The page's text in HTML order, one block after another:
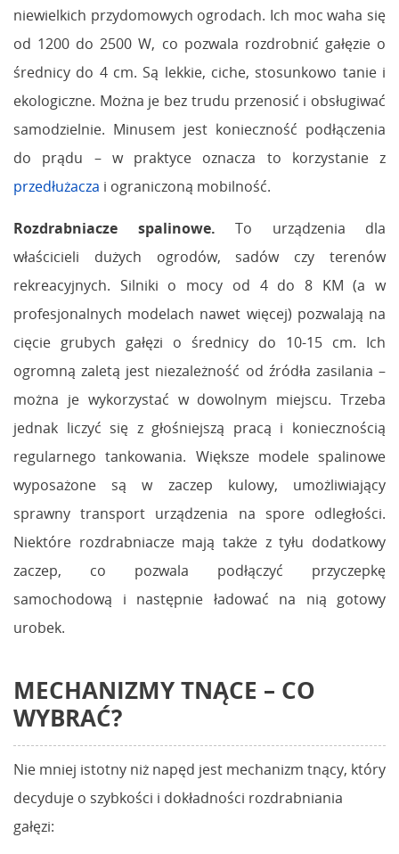
niewielkich przydomowych ogrodach. Ich moc waha się
od 1200 do 2500 W, co pozwala rozdrobnić gałęzie o
średnicy do 4 cm. Są lekkie, ciche, stosunkowo tanie i
ekologiczne. Można je bez trudu przenosić i obsługiwać
samodzielnie. Minusem jest konieczność podłączenia
do prądu – w praktyce oznacza to korzystanie z
przedłużacza i ograniczoną mobilność.
Rozdrabniacze spalinowe. To urządzenia dla
właścicieli dużych ogrodów, sadów czy terenów
rekreacyjnych. Silniki o mocy od 4 do 8 KM (a w
profesjonalnych modelach nawet więcej) pozwalają na
cięcie grubych gałęzi o średnicy do 10-15 cm. Ich
ogromną zaletą jest niezależność od źródła zasilania –
można je wykorzystać w dowolnym miejscu. Trzeba
jednak liczyć się z głośniejszą pracą i koniecznością
regularnego tankowania. Większe modele spalinowe
wyposażone są w zaczep kulowy, umożliwiający
sprawny transport urządzenia na spore odległości.
Niektóre rozdrabniacze mają także z tyłu dodatkowy
zaczep, co pozwala podłączyć przyczepkę
samochodową i następnie ładować na nią gotowy
urobek.
MECHANIZMY TNĄCE – CO
WYBRAĆ?
Nie mniej istotny niż napęd jest mechanizm tnący, który
decyduje o szybkości i dokładności rozdrabniania
gałęzi: